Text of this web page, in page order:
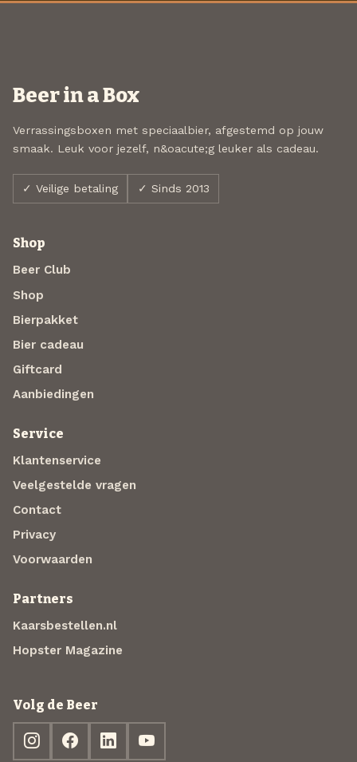
Beer in a Box
Verrassingsboxen met speciaalbier, afgestemd op jouw
smaak. Leuk voor jezelf, n&oacute;g leuker als cadeau.
✓ Veilige betaling ✓ Sinds 2013
Shop
Beer Club
Shop
Bierpakket
Bier cadeau
Giftcard
Aanbiedingen
Service
Klantenservice
Veelgestelde vragen
Contact
Privacy
Voorwaarden
Partners
Kaarsbestellen.nl
Hopster Magazine
Volg de Beer